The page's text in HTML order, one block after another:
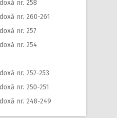
nr. 258
nr. 260-261
nr. 257
nr. 254
nr. 252-253
nr. 250-251
nr. 248-249